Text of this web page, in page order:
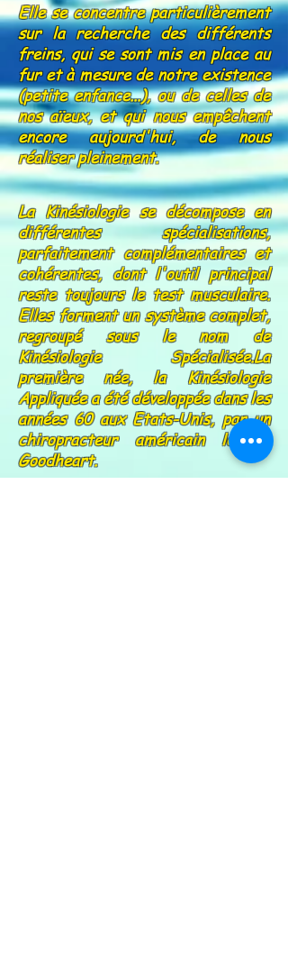
Elle se concentre particulièrement
sur la recherche des différents
freins, qui se sont mis en place au
fur et à mesure de notre existence
(petite enfance...), ou de celles de
nos aïeux, et qui nous empêchent
encore aujourd'hui, de nous
réaliser pleinement.
La Kinésiologie se décompose en
différentes spécialisations,
parfaitement complémentaires et
cohérentes, dont l'outil principal
reste toujours le test musculaire.
Elles forment un système complet,
regroupé sous le nom de
Kinésiologie Spécialisée.La
première née, la Kinésiologie
Appliquée a été développée dans les
années 60 aux Etats-Unis, par un
chiropracteur américain le Dr
Goodheart.